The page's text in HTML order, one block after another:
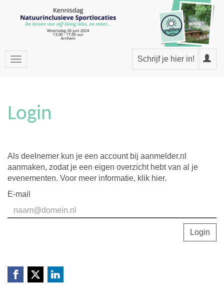
Schrijf je hier in!
Login
Als deelnemer kun je een account bij aanmelder.nl
aanmaken, zodat je een eigen overzicht hebt van al je
evenementen. Voor meer informatie, klik hier.
E-mail
Login